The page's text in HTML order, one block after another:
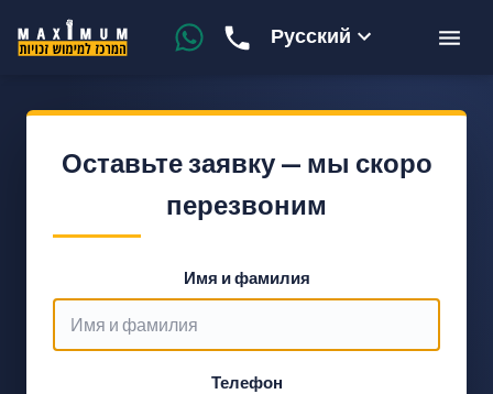
Русский
Оставьте заявку — мы скоро
перезвоним
Имя и фамилия
Телефон